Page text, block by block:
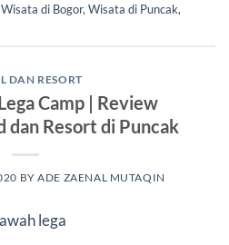
Wisata di Bogor, Wisata di Puncak,
DAN RESORT
Camp | Review
dan Resort di Puncak
BYADE ZAENAL MUTAQIN